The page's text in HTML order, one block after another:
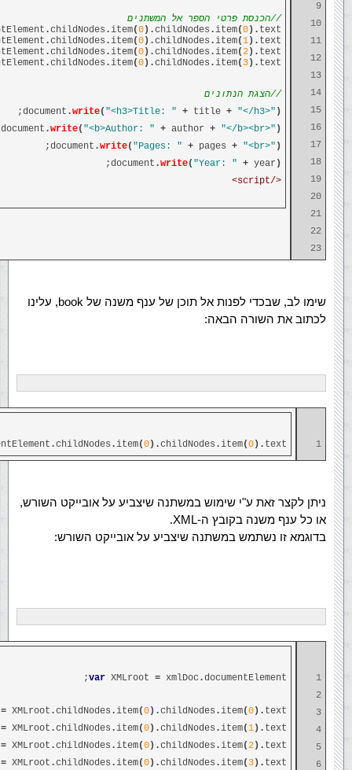
9
10
11
12
13
14
15
16
17
18
19
20
21
22
23
//הכנסת פרטי הספר אל המשתנים
.childNodes . item(0).childNodes . item(0). text;
.childNodes . item(0).childNodes . item(1). text;
.childNodes . item(0).childNodes . item(2). text;
.childNodes . item(0).childNodes . item( 3). text;
//הצגת הנתונים
document .write( "<h3>Title: " + title + "</h3>" )
;
document .write( "<b>Author: " + author + "</b><br>" )
document .write( "Pages: " + pages + "<br>" )
;
document .write( "Year: " + year )
;
</script>
שימו לב, שבכדי לפנות אל תוכן של ענף משנה של book, עלינו
לכתוב את השורה הבאה:
1
.childNodes . item(0).childNodes . item(0). text;
ניתן לקצר זאת ע"י שימוש במשתנה שיצביע על אובייקט השורש,
או כל ענף משנה בקובץ ה-XML.
בדוגמא זו נשתמש במשתנה שיצביע על אובייקט השורש:
1
2
3
4
5
6
var XMLroot = xmlDoc.documentElement;
= XMLroot .childNodes . item(0).childNodes . item(0). text;
= XMLroot .childNodes . item(0).childNodes . item(1). text;
= XMLroot .childNodes . item(0).childNodes . item(2). text;
= XMLroot .childNodes . item(0).childNodes . item( 3). text;